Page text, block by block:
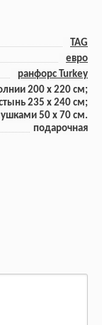
TAG
евро
ранфорс Turkey
200 x 220 см;
235 x 240 см;
50 x 70 см.
подарочная